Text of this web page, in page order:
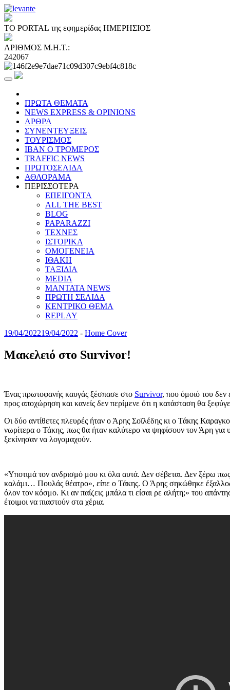
ΤΟ PORTAL της εφημερίδας ΗΜΕΡΗΣΙΟΣ
ΑΡΙΘΜΟΣ Μ.Η.Τ.:
242067
ΠΡΩΤΑ ΘΕΜΑΤΑ
NEWS EXPRESS & OPINIONS
ΑΡΘΡΑ
ΣΥΝΕΝΤΕΥΞΕΙΣ
ΤΟΥΡΙΣΜΟΣ
ΙΒΑΝ Ο ΤΡΟΜΕΡΟΣ
TRAFFIC NEWS
ΠΡΩΤΟΣΕΛΙΔΑ
ΑΘΛΟΡΑΜΑ
ΠΕΡΙΣΣΟΤΕΡΑ
ΕΠΕΙΓΟΝΤΑ
ALL THE BEST
BLOG
PAPARAZZI
ΤΕΧΝΕΣ
ΙΣΤΟΡΙΚΑ
ΟΜΟΓΕΝΕΙΑ
ΙΘΑΚΗ
ΤΑΞΙΔΙΑ
MEDIA
MANTATA NEWS
ΠΡΩΤΗ ΣΕΛΙΔΑ
ΚΕΝΤΡΙΚΟ ΘΕΜΑ
REPLAY
19/04/202219/04/2022 - Home Cover
Μακελειό στο Survivor!
Ένας πρωτοφανής καυγάς ξέσπασε στο Survivor, που όμοιό του δεν
προς αποχώρηση και κανείς δεν περίμενε ότι η κατάσταση θα
Οι δύο αντίθετες πλευρές ήταν ο Άρης Σοϊλέδης κι ο Τάκης
νωρίτερα ο Τάκης, πως θα ήταν καλύτερο να ψηφίσουν τον Άρη για
ξεκίνησαν να λογομαχούν.
«Υποτιμά τον ανδρισμό μου κι όλα αυτά. Δεν σέβεται. Δεν ξέρω
καλάμι… Πουλάς θέατρο», είπε ο Τάκης. Ο Άρης σηκώθηκε
όλον τον κόσμο. Κι αν παίζεις μπάλα τι είσαι ρε αλήτη;» του
έτοιμοι να πιαστούν στα χέρια.